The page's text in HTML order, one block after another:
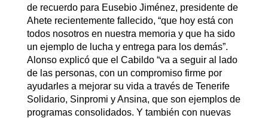
de recuerdo para Eusebio Jiménez, presidente de
Ahete recientemente fallecido, “que hoy está con
todos nosotros en nuestra memoria y que ha sido
un ejemplo de lucha y entrega para los demás”.
Alonso explicó que el Cabildo “va a seguir al lado
de las personas, con un compromiso firme por
ayudarles a mejorar su vida a través de Tenerife
Solidario, Sinpromi y Ansina, que son ejemplos de
programas consolidados. Y también con nuevas